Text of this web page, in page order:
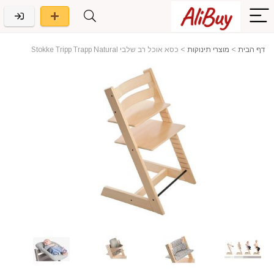
דף הבית > מוצרי תינוקות > כסא אוכל רב שלבי Stokke Tripp Trapp Natural